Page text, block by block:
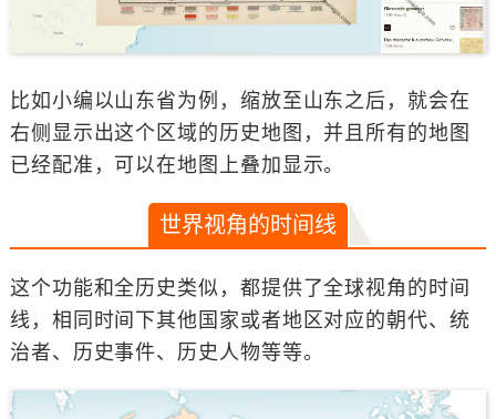
比如小编以山东省为例，缩放至山东之后，就会在
右侧显示出这个区域的历史地图，并且所有的地图
已经配准，可以在地图上叠加显示。
世界视角的时间线
这个功能和全历史类似，都提供了全球视角的时间
线，相同时间下其他国家或者地区对应的朝代、统
治者、历史事件、历史人物等等。